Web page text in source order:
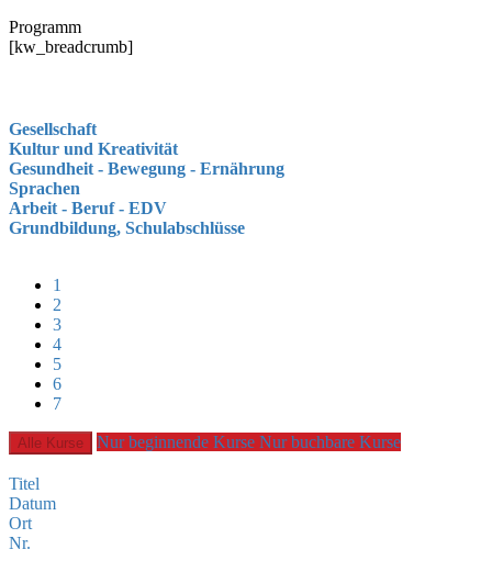
Programm
[kw_breadcrumb]
Gesellschaft
Kultur und Kreativität
Gesundheit - Bewegung - Ernährung
Sprachen
Arbeit - Beruf - EDV
Grundbildung, Schulabschlüsse
1
2
3
4
5
6
7
Alle Kurse Nur beginnende Kurse Nur buchbare Kurse
Titel
Datum
Ort
Nr.